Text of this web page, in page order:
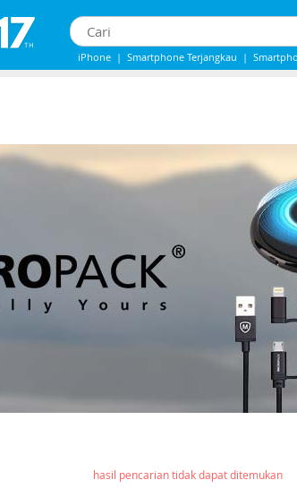
iPhone | Smartphone Terjangkau |
hasil pencarian tidak dapat ditemukan